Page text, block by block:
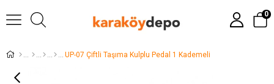
0
UP-07 Çiftli Taşıma Kulplu Pedal 1 Kademeli